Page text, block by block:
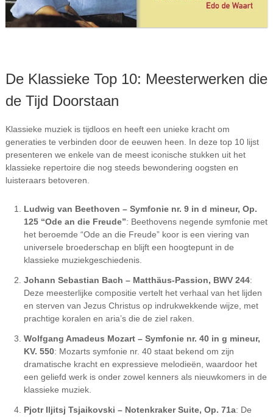
De Klassieke Top 10: Meesterwerken die
de Tijd Doorstaan
Klassieke muziek is tijdloos en heeft een unieke kracht om
generaties te verbinden door de eeuwen heen. In deze top 10 lijst
presenteren we enkele van de meest iconische stukken uit het
klassieke repertoire die nog steeds bewondering oogsten en
luisteraars betoveren.
Ludwig van Beethoven – Symfonie nr. 9 in d mineur, Op.
125 “Ode an die Freude”: Beethovens negende symfonie met
het beroemde “Ode an die Freude” koor is een viering van
universele broederschap en blijft een hoogtepunt in de
klassieke muziekgeschiedenis.
Johann Sebastian Bach – Matthäus-Passion, BWV 244:
Deze meesterlijke compositie vertelt het verhaal van het lijden
en sterven van Jezus Christus op indrukwekkende wijze, met
prachtige koralen en aria’s die de ziel raken.
Wolfgang Amadeus Mozart – Symfonie nr. 40 in g mineur,
KV. 550: Mozarts symfonie nr. 40 staat bekend om zijn
dramatische kracht en expressieve melodieën, waardoor het
een geliefd werk is onder zowel kenners als nieuwkomers in de
klassieke muziek.
Pjotr Iljitsj Tsjaikovski – Notenkraker Suite, Op. 71a: De